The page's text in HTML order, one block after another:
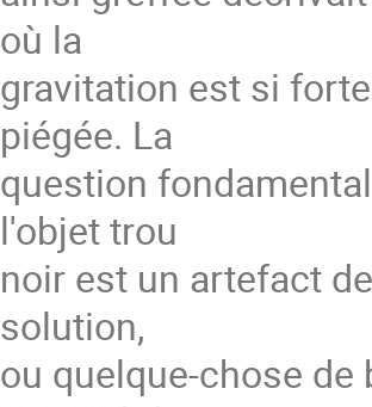
où la
gravitation est si
piégée. La
question
l'objet trou
noir est un artefact
solution,
ou quelque-chose de